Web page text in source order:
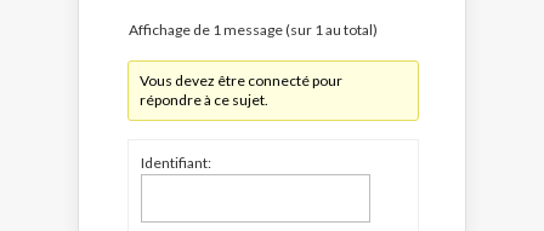
Affichage de 1 message (sur 1 au total)
Vous devez être connecté pour
répondre à ce sujet.
Identifiant: